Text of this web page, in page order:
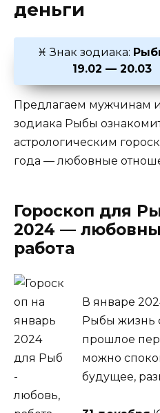
деньги
♓ Знак зодиака:
19.02 — 20.03
Предлагаем мужчинам
зодиака Рыбы
астрологическим
года — любовные
Гороскоп для
2024 —
работа
В январе
Рыбы жизнь
прошлое
можно
будущее,